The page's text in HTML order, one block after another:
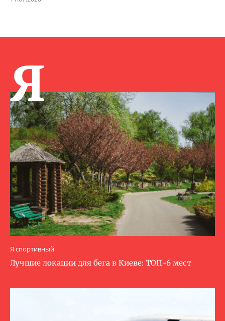
Я
Я спортивный
Лучшие локации для бега в Киеве: ТОП-6 мест